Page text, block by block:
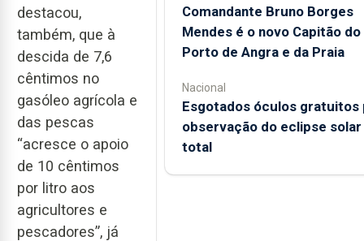
destacou,
também, que à
descida de 7,6
cêntimos no
gasóleo agrícola e
das pescas
“acresce o apoio
de 10 cêntimos
por litro aos
agricultores e
pescadores”, já
Comandante Bruno Borges
Mendes é o novo Capitão do
Porto de Angra e da Praia
Nacional
Esgotados óculos gratuitos
observação do eclipse solar
total